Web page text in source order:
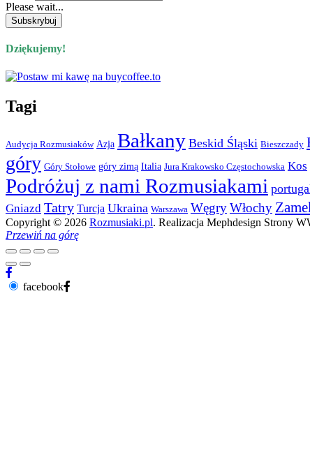
Please wait...
Dziękujemy!
Tagi
Audycja Rozmusiaków Azja Bałkany Beskid Śląski Bieszczady
góry Góry Stołowe góry zimą Italia Jura Krakowsko Częstochowska Kos
Podróżuj z nami Rozmusiakami
Gniazd Tatry Turcja Ukraina Warszawa WęgryWłochy
Copyright © 2026 Rozmusiaki.pl. Realizacja Mephdesign Strony
Przewiń na górę
facebook